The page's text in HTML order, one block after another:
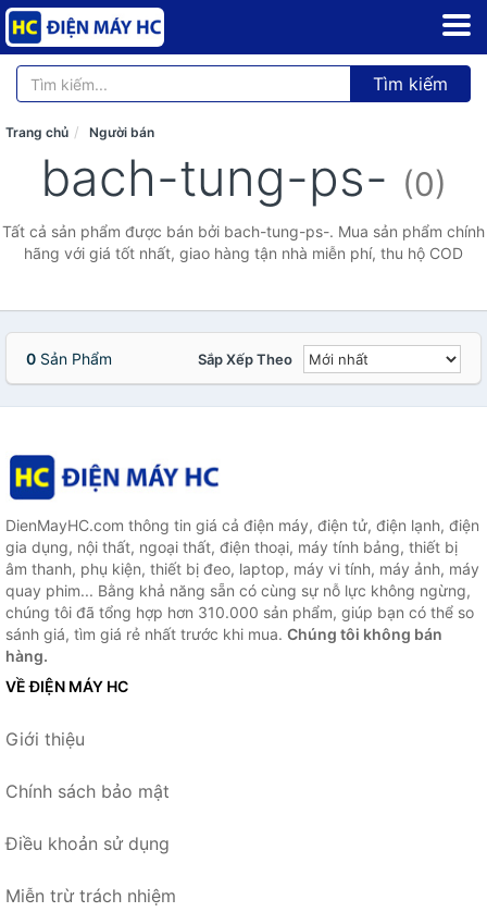
Tìm kiếm
Trang chủ Người bán
bach-tung-ps- (0)
Tất cả sản phẩm được bán bởi bach-tung-ps-. Mua sản phẩm chính
hãng với giá tốt nhất, giao hàng tận nhà miễn phí, thu hộ COD
0 Sản Phẩm Sắp Xếp Theo
DienMayHC.com thông tin giá cả điện máy, điện tử, điện lạnh, điện
gia dụng, nội thất, ngoại thất, điện thoại, máy tính bảng, thiết bị
âm thanh, phụ kiện, thiết bị đeo, laptop, máy vi tính, máy ảnh, máy
quay phim... Bằng khả năng sẵn có cùng sự nỗ lực không ngừng,
chúng tôi đã tổng hợp hơn 310.000 sản phẩm, giúp bạn có thể so
sánh giá, tìm giá rẻ nhất trước khi mua. Chúng tôi không bán
hàng.
VỀ ĐIỆN MÁY HC
Giới thiệu
Chính sách bảo mật
Điều khoản sử dụng
Miễn trừ trách nhiệm